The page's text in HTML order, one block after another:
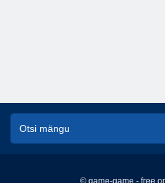
© game-game - free